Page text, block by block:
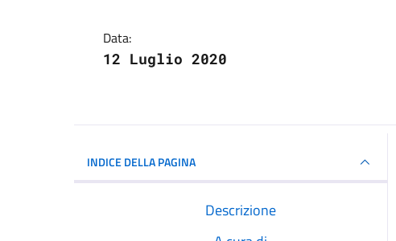
Data:
12 Luglio 2020
INDICE DELLA PAGINA
Descrizione